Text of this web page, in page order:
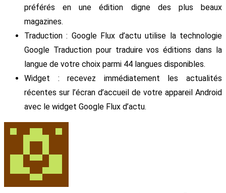
préférés en une édition digne des plus beaux
magazines.
Traduction : Google Flux d’actu utilise la technologie
Google Traduction pour traduire vos éditions dans la
langue de votre choix parmi 44 langues disponibles.
Widget : recevez immédiatement les actualités
récentes sur l’écran d’accueil de votre appareil Android
avec le widget Google Flux d’actu.